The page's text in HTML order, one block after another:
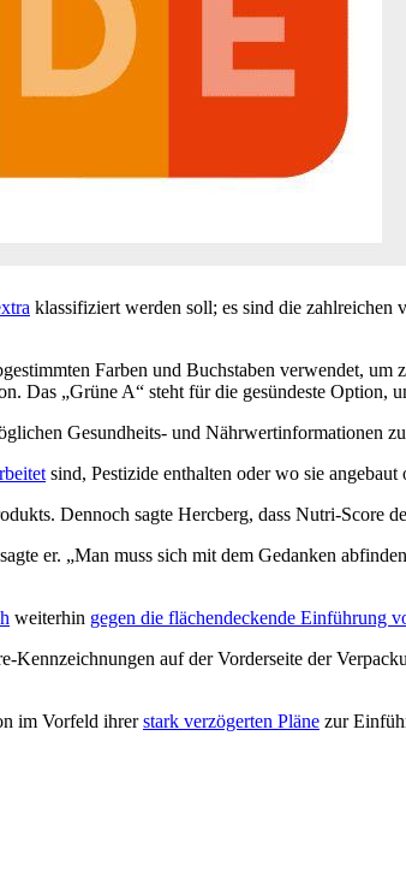
klassifiziert werden soll; es sind die zahlreichen
Farben und Buchstaben verwendet, um
„Grüne A“ steht für die gesündeste Option,
Gesundheits- und Nährwertinformationen
sind, Pestizide enthalten oder wo sie
Dennoch sagte Hercberg, dass Nutri-Score
er. „Man muss sich mit dem Gedanken
weiterhin gegen die flächendeckende Einführung
auf der Vorderseite der
im Vorfeld ihrerstark verzögerten Pläne zur